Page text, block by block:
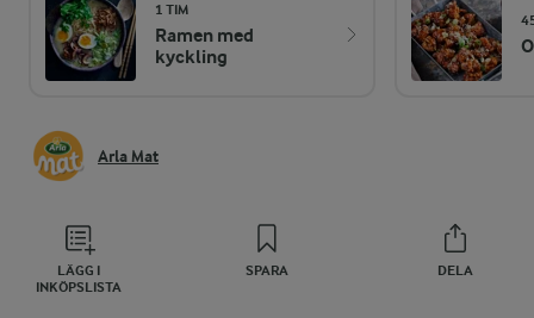
1 TIM
Ramen med
kyckling
Arla Mat
LÄGG I
INKÖPSLISTA
SPARA DELA